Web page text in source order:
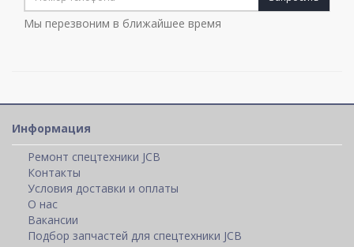
Мы перезвоним в ближайшее время
Информация
Ремонт спецтехники JCB
Контакты
Условия доставки и оплаты
О нас
Вакансии
Подбор запчастей для спецтехники JCB